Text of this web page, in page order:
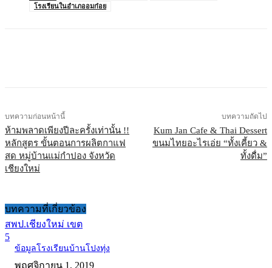
โรงเรียนในอำเภออมก๋อย
บทความก่อนหน้านี้
ห้ามพลาดเพียงปีละครั้งเท่านั้น !!
หลักสูตร ขั้นตอนการผลิตกาแฟ
สด หมู่บ้านแม่กำปอง จังหวัด
เชียงใหม่
บทความถัดไป
Kum Jan Cafe & Thai Dessert
ขนมไทยอะไรเอ่ย “ทั้งเคี้ยว &
ทั้งดื่ม”
บทความที่เกี่ยวข้อง
สพป.เชียงใหม่ เขต
5
ข้อมูลโรงเรียนบ้านโปงทุ่ง
พฤศจิกายน 1, 2019